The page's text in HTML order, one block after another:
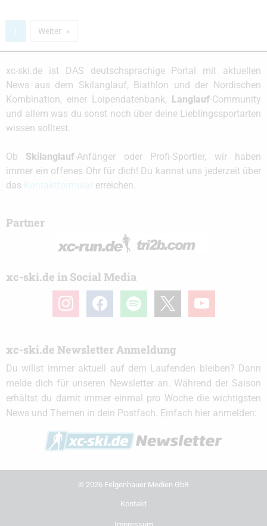
Weiter
xc-ski.de ist DAS deutschsprachige Portal mit aktuellen
News aus dem Skilanglauf, Biathlon und der Nordischen
Kombination, einer Loipendatenbank,
Langlauf-Community
und allem was du sonst noch über deine Lieblingssportarten
wissen solltest.
Ob Skilanglauf-Anfänger oder Profi-Sportler, wir haben
immer ein offenes Ohr für dich! Du kannst uns jederzeit über
das
erreichen.
Partner
xc-ski.de in Social Media
instagramfacebook spotify youtube
xc-ski.de Newsletter Anmeldung
Du willst immer aktuell auf dem Laufenden bleiben? Dann
melde dich für unseren Newsletter an. Während der Saison
erhältst du damit immer einmal pro Woche die wichtigsten
News und Themen in dein Postfach. Einfach hier anmelden:
© 2026 Felgenhauer Medien GbR
Kontakt